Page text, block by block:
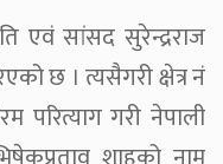
एवं सांसद सुरेन्द्रराज
छ । त्यसैगरी क्षेत्र नं
परित्याग गरी नेपाली